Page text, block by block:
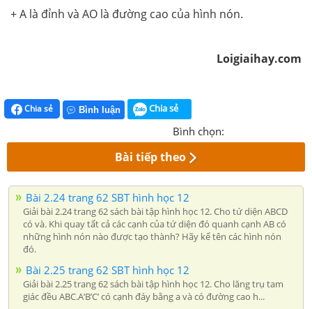
+ A là đỉnh và AO là đường cao của hình nón.
Loigiaihay.com
Chia sẻ Bình luận Chia sẻ
Bình chọn:
Bài tiếp theo
Bài 2.24 trang 62 SBT hình học 12
Giải bài 2.24 trang 62 sách bài tập hình học 12. Cho tứ diện ABCD
có và. Khi quay tất cả các cạnh của tứ diện đó quanh cạnh AB có
những hình nón nào được tạo thành? Hãy kể tên các hình nón
đó.
Bài 2.25 trang 62 SBT hình học 12
Giải bài 2.25 trang 62 sách bài tập hình học 12. Cho lăng trụ tam
giác đều ABC.A’B’C’ có cạnh đáy bằng a và có đường cao h...